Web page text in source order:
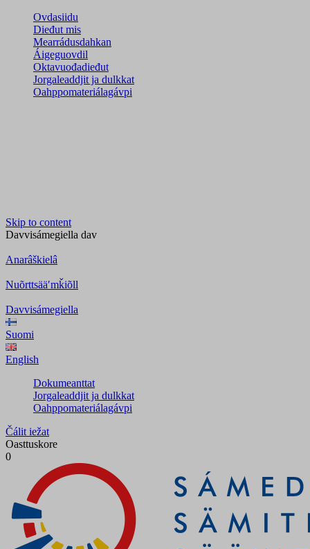
Ovdasiidu
Dieđut mis
Mearrádusdahkan
Áigeguovdil
Oktavuođadieđut
Jorgaleaddjit ja dulkkat
Oahppomateriálagávpi
Skip to content
Davvisámegiella dav
Anarâškielâ
Nuõrttsääʹmǩiõll
Davvisámegiella
Suomi
English
Dokumeanttat
Jorgaleaddjit ja dulkkat
Oahppomateriálagávpi
Čálit iežat
Oasttuskore
0